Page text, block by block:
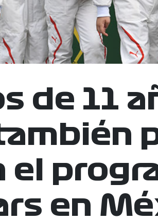
de 11
en